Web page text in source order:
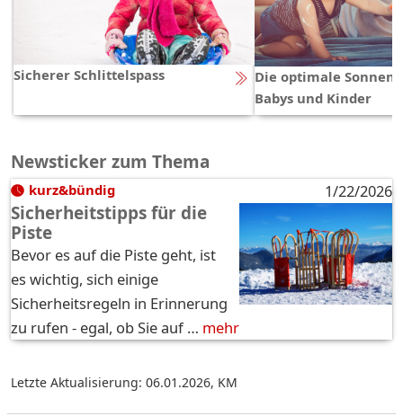
Sicherer Schlittelspass
Die optimale
Babys und Kinder
Newsticker zum Thema
kurz&bündig 1/22/2026
Sicherheitstipps für die
Piste
Bevor es auf die Piste geht, ist
es wichtig, sich einige
Sicherheitsregeln in Erinnerung
zu rufen - egal, ob Sie auf … mehr
Letzte Aktualisierung: 06.01.2026, KM